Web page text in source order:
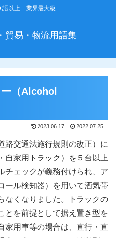
語以上 業界最大級
貿易・物流用語集
（Alcohol
2023.06.17 2022.07.25
路交通法施行規則の改正）に
自家用トラック）を５台以上
チェックが義務付けられ、ア
ール検知器）を用いて酒気帯
なくなりました。トラックの
とを前提として据え置き型を
家用車等の場合は、直行・直